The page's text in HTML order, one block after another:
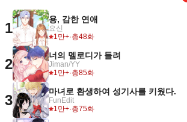
1
용, 감한 연애
요신
1만+·총48화
2
너의 멜로디가 들려
Jiman/YY
1만+·총85화
3
마녀로 환생하여 성기사를 키웠다.
FunEdit
1만+·총75화